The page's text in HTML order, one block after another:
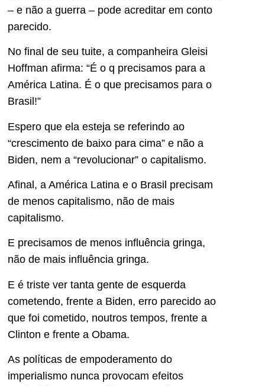
– e não a guerra – pode acreditar em conto
parecido.
No final de seu tuite, a companheira Gleisi
Hoffman afirma: “É o q precisamos para a
América Latina. É o que precisamos para o
Brasil!”
Espero que ela esteja se referindo ao
“crescimento de baixo para cima” e não a
Biden, nem a “revolucionar” o capitalismo.
Afinal, a América Latina e o Brasil precisam
de menos capitalismo, não de mais
capitalismo.
E precisamos de menos influência gringa,
não de mais influência gringa.
E é triste ver tanta gente de esquerda
cometendo, frente a Biden, erro parecido ao
que foi cometido, noutros tempos, frente a
Clinton e frente a Obama.
As políticas de empoderamento do
imperialismo nunca provocam efeitos